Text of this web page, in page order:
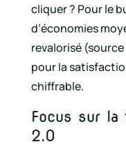
cliquer ? Pour le
d’économies
revalorisé (source
pour la
chiffrable.
Focus sur la
2.0